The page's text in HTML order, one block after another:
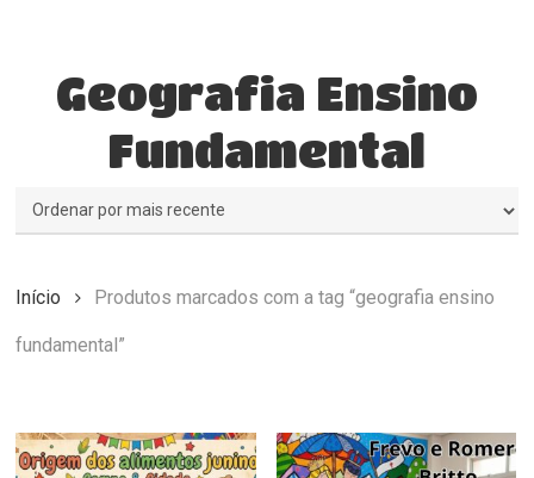
Geografia Ensino
Fundamental
Início Produtos marcados com a tag “geografia ensino
fundamental”